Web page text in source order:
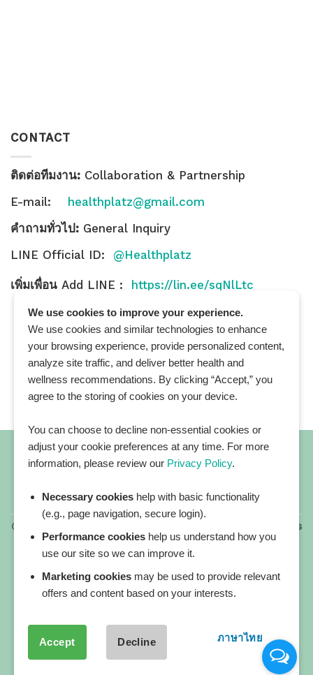
CONTACT
ติดต่อทีมงาน: Collaboration & Partnership
E-mail: healthplatz@gmail.com
คำถามทั่วไป: General Inquiry
LINE Official ID: @Healthplatz
เพิ่มเพื่อน Add LINE : https://lin.ee/sqNlLtc
All blog posts
Copyright 2026 ©
All rights reserved. HEALTHPLATZ™ is
a registered trademark of Adbrandture Co., Ltd.
Our website services, content, and products are for
informational purposes only. Healthplatz does not
provide medical advice, diagnosis, or treatment.
We use cookies to improve your experience.
We use cookies and similar technologies to enhance
your browsing experience, provide personalized content,
analyze site traffic, and deliver better health and
wellness recommendations. By clicking “Accept,” you
agree to the storing of cookies on your device.
You can choose to decline non-essential cookies or
adjust your cookie preferences at any time. For more
information, please review our Privacy Policy.
Necessary cookies help with basic functionality
(e.g., page navigation, secure login).
Performance cookies help us understand how you
use our site so we can improve it.
Marketing cookies may be used to provide relevant
offers and content based on your interests.
Accept Decline ภาษาไทย